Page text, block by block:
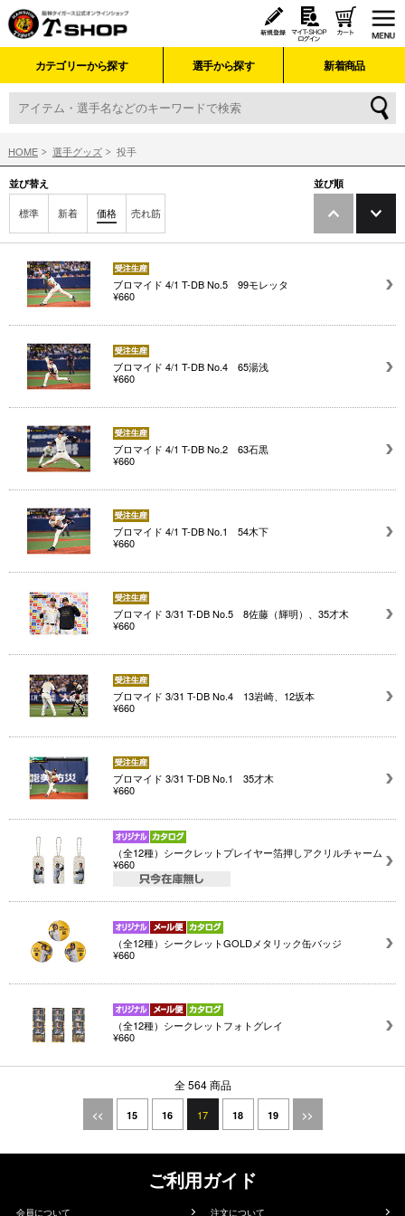
カテゴリーから探す 選手から探す 新着商品
HOME 選手グッズ 投手
並び替え
標準 新着 価格 売れ筋
並び順
ブロマイド 4/1 T-DB No.5 99モレッタ
¥660
ブロマイド 4/1 T-DB No.4 65湯浅
¥660
ブロマイド 4/1 T-DB No.2 63石黒
¥660
ブロマイド 4/1 T-DB No.1 54木下
¥660
ブロマイド 3/31 T-DB No.5 8佐藤（輝明）、35才木
¥660
ブロマイド 3/31 T-DB No.4 13岩崎、12坂本
¥660
ブロマイド 3/31 T-DB No.1 35才木
¥660
（全12種）シークレットプレイヤー箔押しアクリルチャーム
¥660
（全12種）シークレットGOLDメタリック缶バッジ
¥660
（全12種）シークレットフォトグレイ
¥660
全 564 商品
<< 15 16 17 18 19 >>
ご利用ガイド
会員について 注文について